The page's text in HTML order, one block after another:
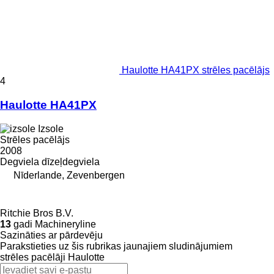
Haulotte HA41PX strēles pacēlājs
4
Haulotte HA41PX
Izsole
Strēles pacēlājs
2008
Degviela dīzeļdegviela
Nīderlande, Zevenbergen
Ritchie Bros B.V.
13 gadi Machineryline
Sazināties ar pārdevēju
Parakstieties uz šis rubrikas jaunajiem sludinājumiem
strēles pacēlāji Haulotte